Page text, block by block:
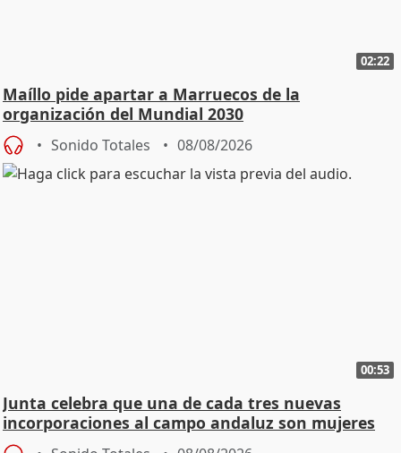
02:22
Maíllo pide apartar a Marruecos de la
organización del Mundial 2030
Sonido Totales 08/08/2026
00:53
Junta celebra que una de cada tres nuevas
incorporaciones al campo andaluz son mujeres
jóvenes